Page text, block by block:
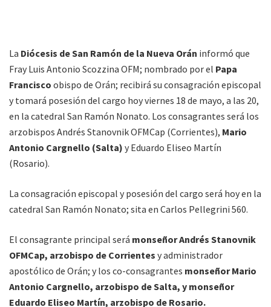
La Diócesis de San Ramón de la Nueva Orán informó que
Fray Luis Antonio Scozzina OFM; nombrado por el Papa
Francisco obispo de Orán; recibirá su consagración episcopal
y tomará posesión del cargo hoy viernes 18 de mayo, a las 20,
en la catedral San Ramón Nonato. Los consagrantes será los
arzobispos Andrés Stanovnik OFMCap (Corrientes), Mario
Antonio Cargnello (Salta) y Eduardo Eliseo Martín
(Rosario).
La consagración episcopal y posesión del cargo será hoy en la
catedral San Ramón Nonato; sita en Carlos Pellegrini 560.
El consagrante principal será monseñor Andrés Stanovnik
OFMCap, arzobispo de Corrientes y administrador
apostólico de Orán; y los co-consagrantes monseñor Mario
Antonio Cargnello, arzobispo de Salta, y monseñor
Eduardo Eliseo Martín, arzobispo de Rosario.